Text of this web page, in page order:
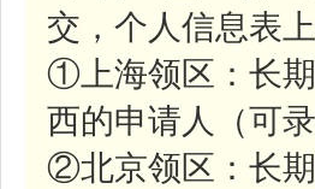
交，个人信息表
①上海领区：长
西的申请人（可
②北京领区：长